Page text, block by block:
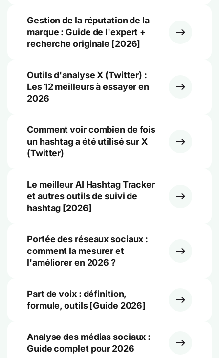
Gestion de la réputation de la
marque : Guide de l'expert +
recherche originale [2026]
Outils d'analyse X (Twitter) :
Les 12 meilleurs à essayer en
2026
Comment voir combien de fois
un hashtag a été utilisé sur X
(Twitter)
Le meilleur AI Hashtag Tracker
et autres outils de suivi de
hashtag [2026]
Portée des réseaux sociaux :
comment la mesurer et
l'améliorer en 2026 ?
Part de voix : définition,
formule, outils [Guide 2026]
Analyse des médias sociaux :
Guide complet pour 2026